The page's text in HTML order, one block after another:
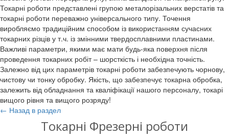
Токарні роботи представлені групою металорізальних верстатів та
токарні роботи переважно універсального типу. Точення
виробляємо традиційним способом із використанням сучасних
токарних різців у т.ч. із змінними твердосплавними пластинами.
Важливі параметри, якими має мати будь-яка поверхня після
проведення токарних робіт – шорсткість і необхідна точність.
Залежно від цих параметрів токарні роботи забезпечують чорнову,
чистову чи тонку обробку. Якість, що забезпечує токарна обробка,
залежить від обладнання та кваліфікації нашого персоналу, токарі
вищого рівня та вищого розряду!
← Назад в раздел
Токарні Фрезерні роботи